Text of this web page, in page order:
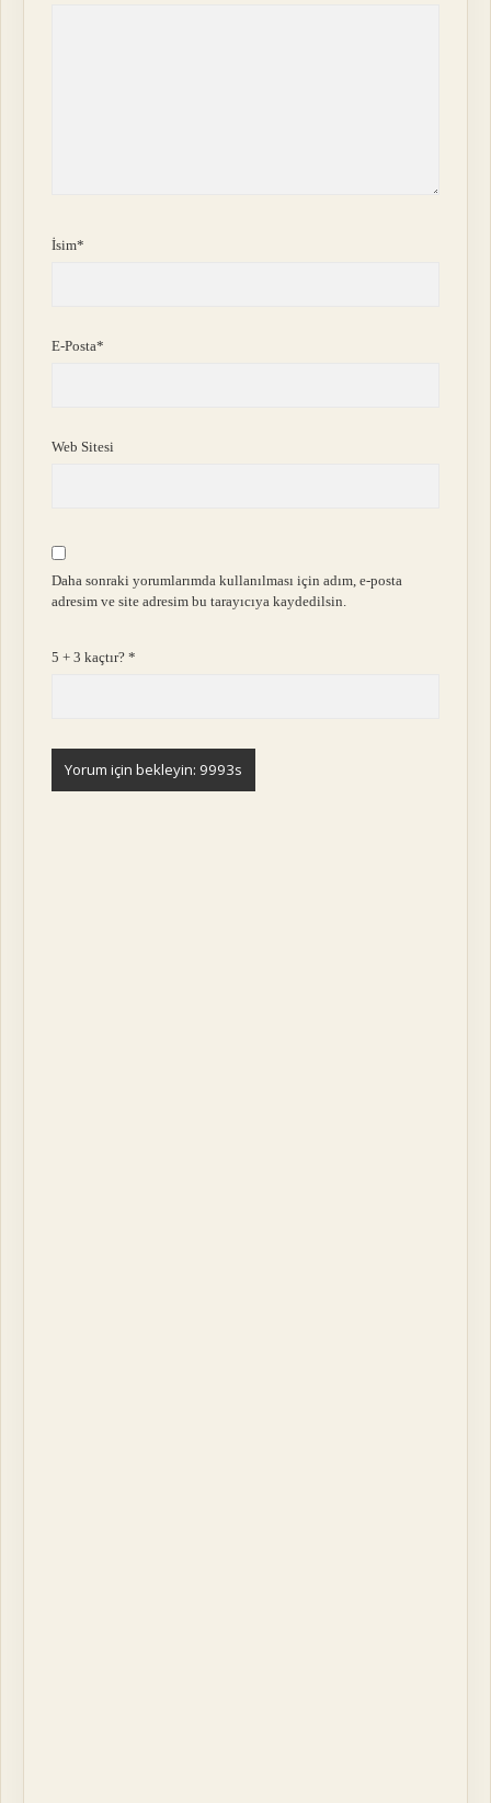
İsim*
E-Posta*
Web Sitesi
Daha sonraki yorumlarımda kullanılması için adım, e-posta
adresim ve site adresim bu tarayıcıya kaydedilsin.
5 + 3 kaçtır?*